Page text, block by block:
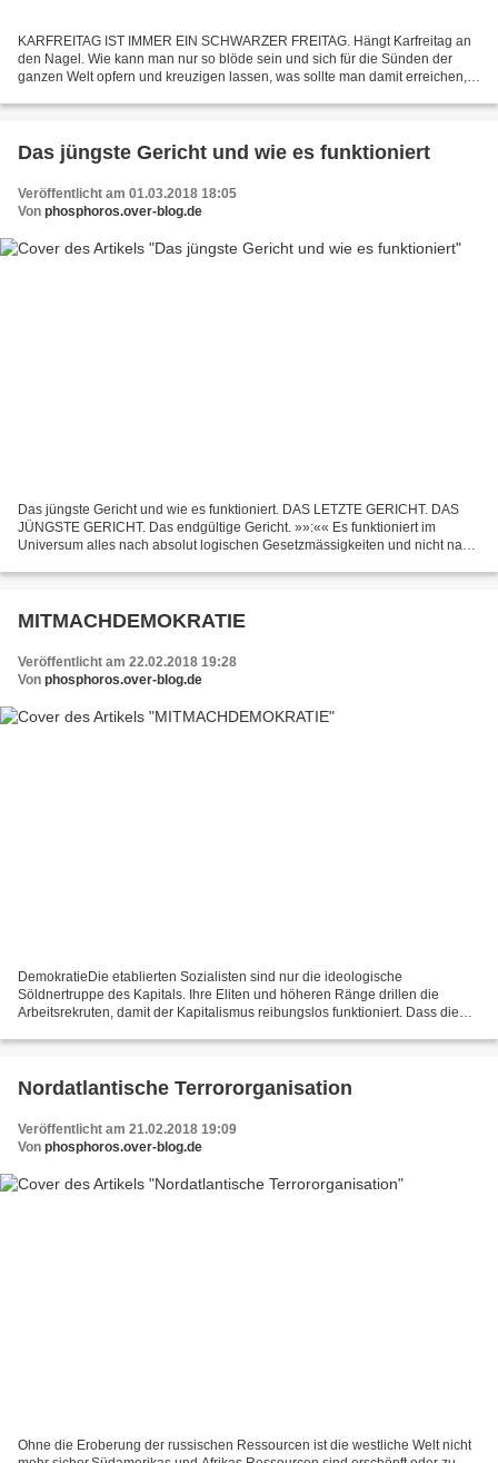
KARFREITAG IST IMMER EIN SCHWARZER FREITAG. Hängt Karfreitag an
den Nagel. Wie kann man nur so blöde sein und sich für die Sünden der
ganzen Welt opfern und kreuzigen lassen, was sollte man damit erreichen,
Das jüngste Gericht und wie es funktioniert
Veröffentlicht am 01.03.2018 18:05
Von phosphoros.over-blog.de
Das jüngste Gericht und wie es funktioniert. DAS LETZTE GERICHT. DAS
JÜNGSTE GERICHT. Das endgültige Gericht. »»:«« Es funktioniert im
Universum alles nach absolut logischen Gesetzmässigkeiten und nicht nach
MITMACHDEMOKRATIE
Veröffentlicht am 22.02.2018 19:28
Von phosphoros.over-blog.de
DemokratieDie etablierten Sozialisten sind nur die ideologische
Söldnertruppe des Kapitals. Ihre Eliten und höheren Ränge drillen die
Arbeitsrekruten, damit der Kapitalismus reibungslos funktioniert. Dass die
Nordatlantische Terrororganisation
Veröffentlicht am 21.02.2018 19:09
Von phosphoros.over-blog.de
Ohne die Eroberung der russischen Ressourcen ist die westliche Welt nicht